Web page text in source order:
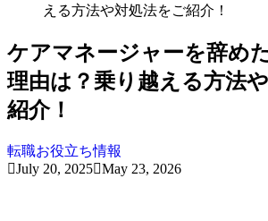
える方法や対処法をご紹介！
ケアマネージャーを辞め
理由は？乗り越える方法
紹介！
転職お役立ち情報
July 20, 2025 May 23, 2026